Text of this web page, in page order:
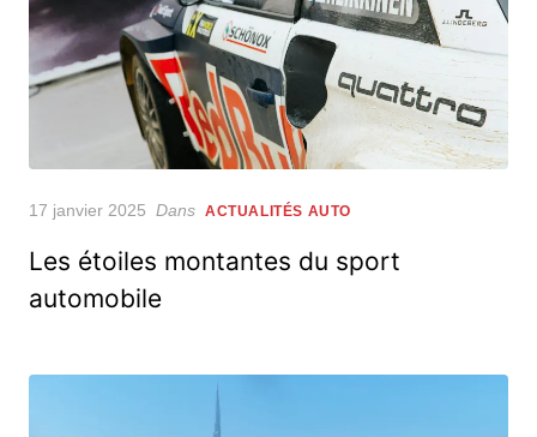
Posted
17 janvier 2025 Dans ACTUALITÉS AUTO
Les étoiles montantes du sport
automobile